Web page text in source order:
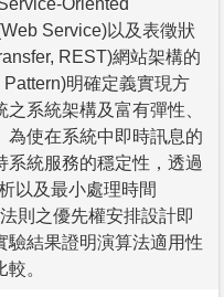
Service)以及表徵狀
REST)網站架構的
明確定義實現方
系統架構及富有彈性、
為使在系統中即時訊息的
系統服務的穩定性，透過
以及最小處理時間
則之優先權安排設計即
驗結果證明演算法適用性
。